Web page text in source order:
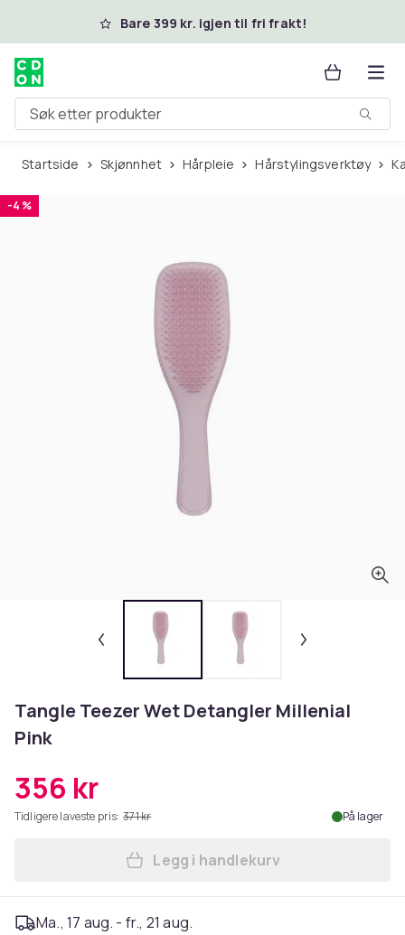
Hopp til hovedinnholdBare 399 kr. igjen til fri frakt!
Søk etter produkter
Startside Skjønnhet Hårpleie Hårstylingsverktøy
-4 %
Tangle Teezer Wet Detangler Millenial
Pink
356 kr
Tidligere laveste pris: 371 kr På lager
Legg Tangle Teezer Wet
Legg i handlekurv
Ma., 17 aug. - fr., 21 aug.